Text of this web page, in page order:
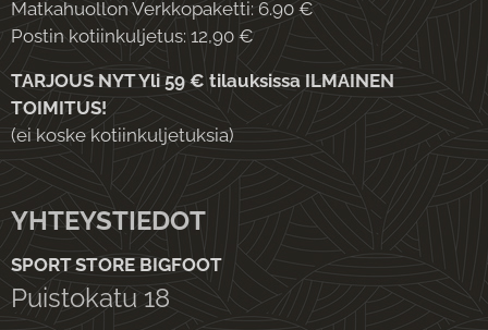
Matkahuollon Verkkopaketti: 6.90 €
Postin kotiinkuljetus: 12,90 €
TARJOUS NYT Yli 59 € tilauksissa ILMAINEN
TOIMITUS!
(ei koske kotiinkuljetuksia)
YHTEYSTIEDOT
SPORT STORE BIGFOOT
Puistokatu 18